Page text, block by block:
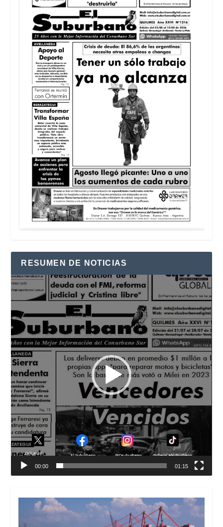
RESUMEN DE NOTICIAS
Reproductor
de
vídeo
00:00 01:15